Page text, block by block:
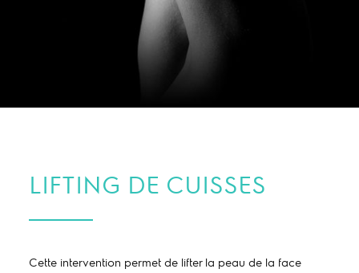
LIFTING DE CUISSES
Cette intervention permet de lifter la peau de la face